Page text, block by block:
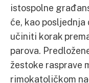
istospolne
će, kao posljednja
učiniti korak
parova.
žestoke rasprave
rimokatoličkom